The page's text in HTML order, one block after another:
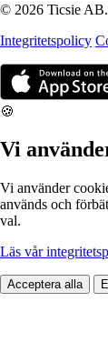
© 2026 Ticsie
Integritetspolicy
🍪
Vi
Vi använder
används och
val.
Läs vår
Acceptera alla